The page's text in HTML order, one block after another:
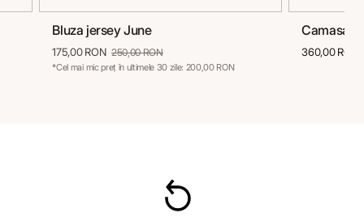
38 40
Bluza jersey June
175,00 RON 250,00 RON
*Cel mai mic preț în ultimele 30 zile: 200,00 RON
Camasa
360,00 RON